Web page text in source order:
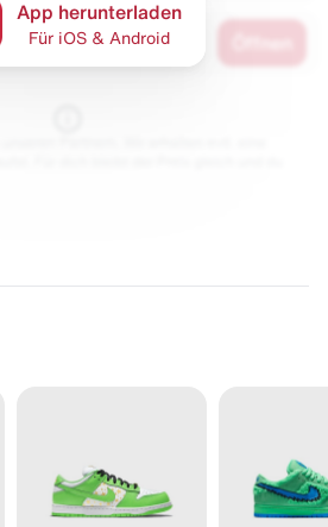
App herunterladen
Für iOS & Android